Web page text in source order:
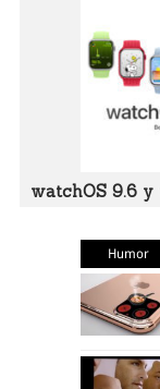
watchOS 9.6 y
Humor